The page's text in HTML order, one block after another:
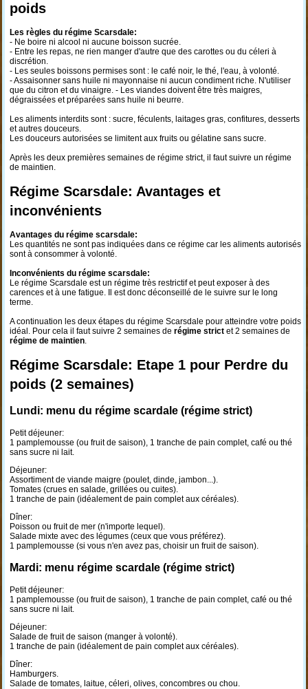
poids
Les règles du régime Scarsdale:
- Ne boire ni alcool ni aucune boisson sucrée.
- Entre les repas, ne rien manger d'autre que des carottes ou du céleri à
discrétion.
- Les seules boissons permises sont : le café noir, le thé, l'eau, à volonté.
- Assaisonner sans huile ni mayonnaise ni aucun condiment riche. N'utiliser
que du citron et du vinaigre. - Les viandes doivent être très maigres,
dégraissées et préparées sans huile ni beurre.
Les aliments interdits sont : sucre, féculents, laitages gras, confitures, desserts
et autres douceurs.
Les douceurs autorisées se limitent aux fruits ou gélatine sans sucre.
Après les deux premières semaines de régime strict, il faut suivre un régime
de maintien.
Régime Scarsdale: Avantages et
inconvénients
Avantages du régime scarsdale:
Les quantités ne sont pas indiquées dans ce régime car les aliments autorisés
sont à consommer à volonté.
Inconvénients du régime scarsdale:
Le régime Scarsdale est un régime très restrictif et peut exposer à des
carences et à une fatigue. Il est donc déconseillé de le suivre sur le long
terme.
A continuation les deux étapes du régime Scarsdale pour atteindre votre poids
idéal. Pour cela il faut suivre 2 semaines de régime strictet 2 semaines de
régime de maintien.
Régime Scarsdale: Etape 1 pour Perdre du
poids (2 semaines)
Lundi: menu du régime scardale (régime strict)
Petit déjeuner:
1 pamplemousse (ou fruit de saison), 1 tranche de pain complet, café ou thé
sans sucre ni lait.
Déjeuner:
Assortiment de viande maigre (poulet, dinde, jambon...).
Tomates (crues en salade, grillées ou cuites).
1 tranche de pain (idéalement de pain complet aux céréales).
Dîner:
Poisson ou fruit de mer (n'importe lequel).
Salade mixte avec des légumes (ceux que vous préférez).
1 pamplemousse (si vous n'en avez pas, choisir un fruit de saison).
Mardi: menu régime scardale (régime strict)
Petit déjeuner:
1 pamplemousse (ou fruit de saison), 1 tranche de pain complet, café ou thé
sans sucre ni lait.
Déjeuner:
Salade de fruit de saison (manger à volonté).
1 tranche de pain (idéalement de pain complet aux céréales).
Dîner:
Hamburgers.
Salade de tomates, laitue, céleri, olives, concombres ou chou.